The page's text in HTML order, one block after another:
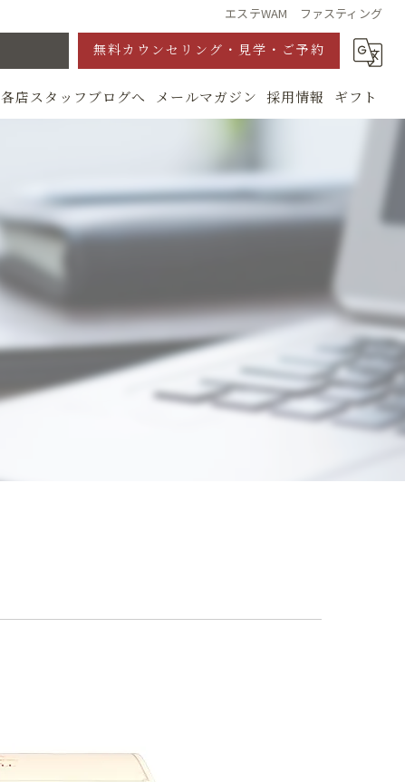
エステWAM ファスティング
無料カウンセリング・見学・ご予約
各店スタッフブログへ メールマガジン 採用情報 ギフト